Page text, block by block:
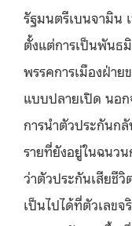
รัฐมนตรีเบนจามิน
ตั้งแต่การเป็นพันธมิ
พรรคการเมืองฝ่า
แบบปลายเปิด นอก
การนำตัวประกันก
รายที่ยังอยู่ในฉนว
ว่าตัวประกันเสียชี
เป็นไปได้ที่ตัวเลข